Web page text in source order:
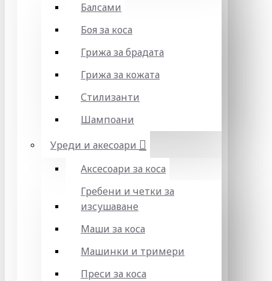
Балсами
Боя за коса
Грижа за брадата
Грижа за кожата
Стилизанти
Шампоани
Уреди и акесоари
Аксесоари за коса
Гребени и четки за
изсушаване
Маши за коса
Машинки и тримери
Преси за коса